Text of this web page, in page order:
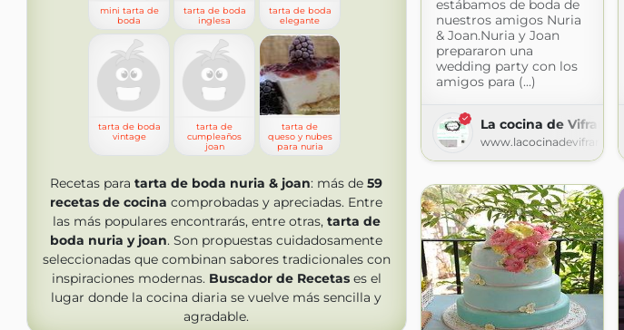
mini tarta de
boda
tarta de boda
inglesa
tarta de boda
elegante
tarta de boda
vintage
tarta de
cumpleaños
joan
tarta de
queso y nubes
para nuria
Recetas para tarta de boda nuria & joan: más de 59
recetas de cocina comprobadas y apreciadas. Entre
las más populares encontrarás, entre otras, tarta de
boda nuria y joan. Son propuestas cuidadosamente
seleccionadas que combinan sabores tradicionales con
inspiraciones modernas. Buscador de Recetases el
lugar donde la cocina diaria se vuelve más sencilla y
agradable.
estábamos de boda de
nuestros amigos Nuria
& Joan.Nuria y Joan
prepararon una
wedding party con los
amigos para (...)
La cocina de Vifran
www.lacocinadevifran.com